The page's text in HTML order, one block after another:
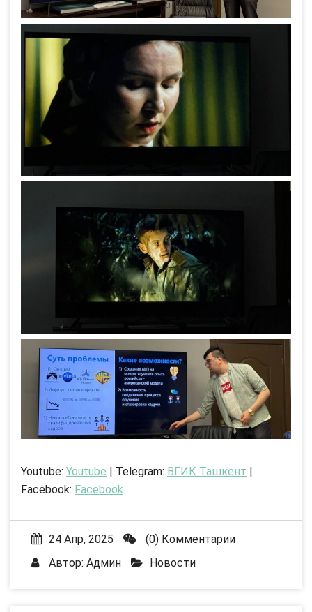
Youtube: Youtube | Telegram: ВГИК Ташкент |
Facebook: Facebook
24 Апр, 2025
(0) Комментарии
Автор: Админ Новости